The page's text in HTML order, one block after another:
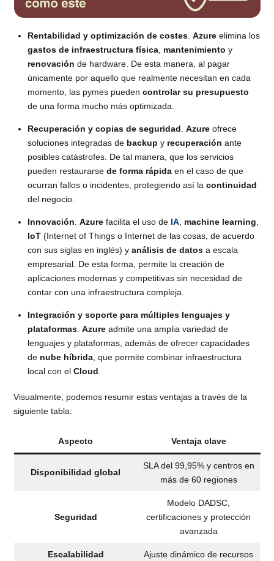
Rentabilidad y optimización de costes. Azureelimina los
gastos de infraestructura física, mantenimiento y
renovación de hardware. De esta manera, al pagar
únicamente por aquello que realmente necesitan en cada
momento, las pymes pueden controlar su presupuesto
de una forma mucho más optimizada.
Recuperación y copias de seguridad Azureofrece
soluciones integradas de backup y recuperación ante
posibles catástrofes. De tal manera, que los servicios
pueden restaurarse de forma rápidaen el caso de que
ocurran fallos o incidentes, protegiendo así la continuidad
del negocio.
Innovación Azurefacilita el uso de IA, machine learning
IoT(Internet of Things o Internet de las cosas, de acuerdo
con sus siglas en inglés) y análisis de datosa escala
empresarial. De esta forma, permite la creación de
aplicaciones modernas y competitivas sin necesidad de
contar con una infraestructura compleja.
Integración y soporte para múltiples lenguajes y
plataformas. Azureadmite una amplia variedad de
lenguajes y plataformas, además de ofrecer capacidades
de nube híbrida, que permite combinar infraestructura
local con el Cloud
Visualmente, podemos resumir estas ventajas a través de la
siguiente tabla:
Aspecto Ventaja clave
Disponibilidad global
SLA del 99,95% y centros en
más de 60 regiones
Seguridad
Modelo DADSC,
certificaciones y protección
avanzada
Escalabilidad Ajuste dinámico de recursos